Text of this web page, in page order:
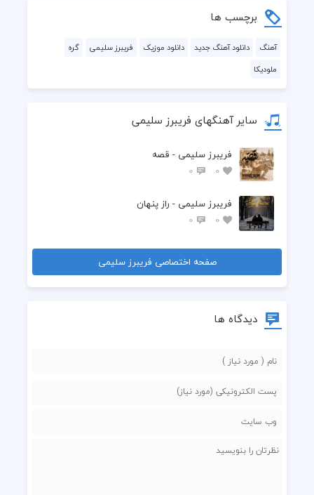
برچسب ها
آهنگ دانلود آهنگ جدید دانلود موزیک فريبرز سليمى
گره
ملودیکا
سایر آهنگهای فريبرز سليمى
فريبرز سليمى - قصه
0
0
فريبرز سليمى - راز پنهان
0
0
صفحه اختصاصی فريبرز سليمى
دیدگاه ها